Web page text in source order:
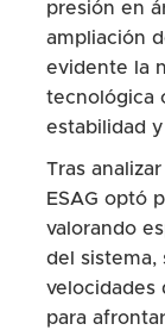
presión en
ampliación
evidente la
tecnológica
estabilidad
Tras
ESAG optó
valorando
del sistema,
velocidades
para